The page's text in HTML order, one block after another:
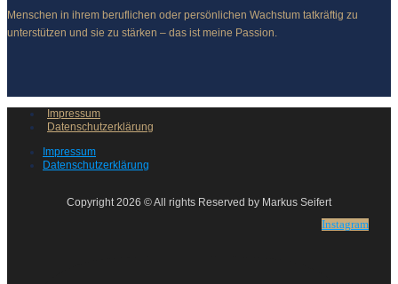
Menschen in ihrem beruflichen oder persönlichen Wachstum tatkräftig zu
unterstützen und sie zu stärken – das ist meine Passion.
Impressum
Datenschutzerklärung
Impressum
Datenschutzerklärung
Copyright 2026 © All rights Reserved by Markus Seifert
Instagram